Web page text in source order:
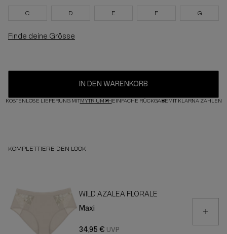
C D E F G
Finde deine Grösse
IN DEN WARENKORB
KOSTENLOSE LIEFERUNG MITMYTRIUMPHEINFACHE RÜCKGABEMIT KLARNA ZAHLEN
KOMPLETTIERE DEN LOOK
WILD AZALEA FLORALE
Maxi
34,95 €